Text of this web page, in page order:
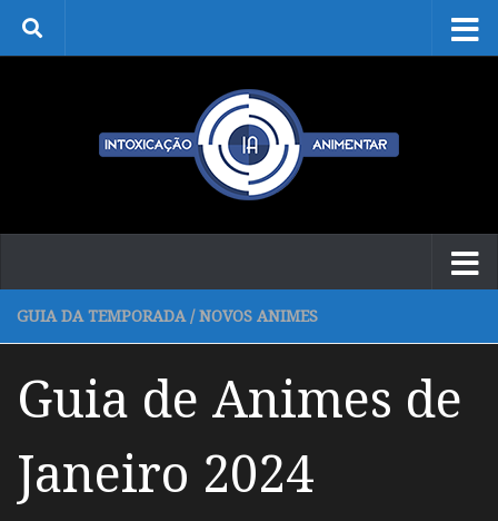
Skip to content
GUIA DA TEMPORADA / NOVOS ANIMES
Guia de Animes de
Janeiro 2024